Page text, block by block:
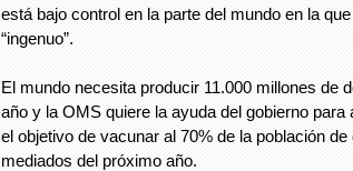
está bajo control en la parte del mundo en la
“ingenuo”.
El mundo necesita producir 11.000 millones de
año y la OMS quiere la ayuda del gobierno para
el objetivo de vacunar al 70% de la población
mediados del próximo año.